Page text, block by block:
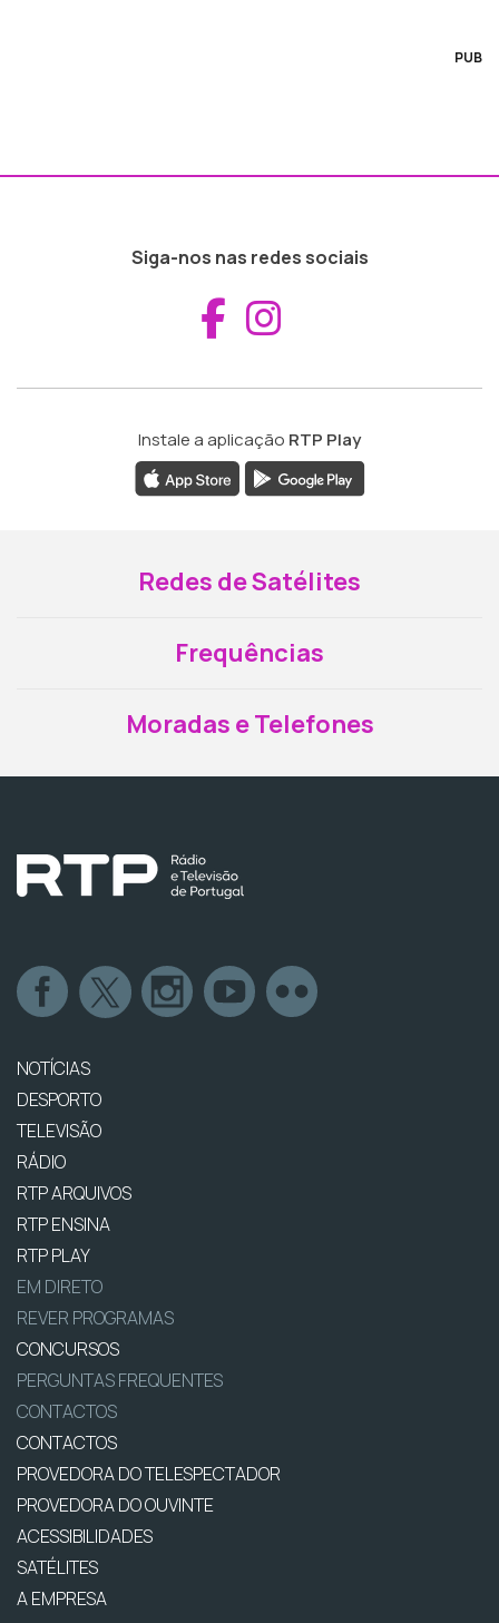
PUB
Siga-nos nas redes sociais
Aceder ao
Instale a aplicação RTP Play
Redes de Satélites
Frequências
Moradas e Telefones
NOTÍCIAS
DESPORTO
TELEVISÃO
RÁDIO
RTP ARQUIVOS
RTP ENSINA
RTP PLAY
EM DIRETO
REVER PROGRAMAS
CONCURSOS
PERGUNTAS FREQUENTES
CONTACTOS
CONTACTOS
PROVEDORA DO TELESPECTADOR
PROVEDORA DO OUVINTE
ACESSIBILIDADES
SATÉLITES
A EMPRESA